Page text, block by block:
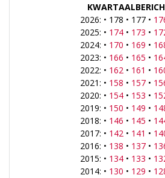
2026: • 178 • 177 •
2025: • 174• 173 •
2024: • 170 • 169 •
2023: • 166 • 165 •
2022: • 162 • 161 •
2021: • 158 • 157•
2020: • 154• 153 •
2019: • 150 • 149 •
2018: • 146 • 145 •
2017: • 142 • 141 •
2016: • 138 • 137•
2015: • 134• 133 •
2014: • 130 • 129 •